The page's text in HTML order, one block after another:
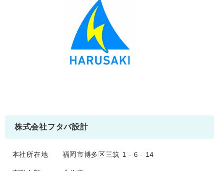
株式会社フタバ設計
本社所在地 福岡市博多区三筑 1 - 6 - 14